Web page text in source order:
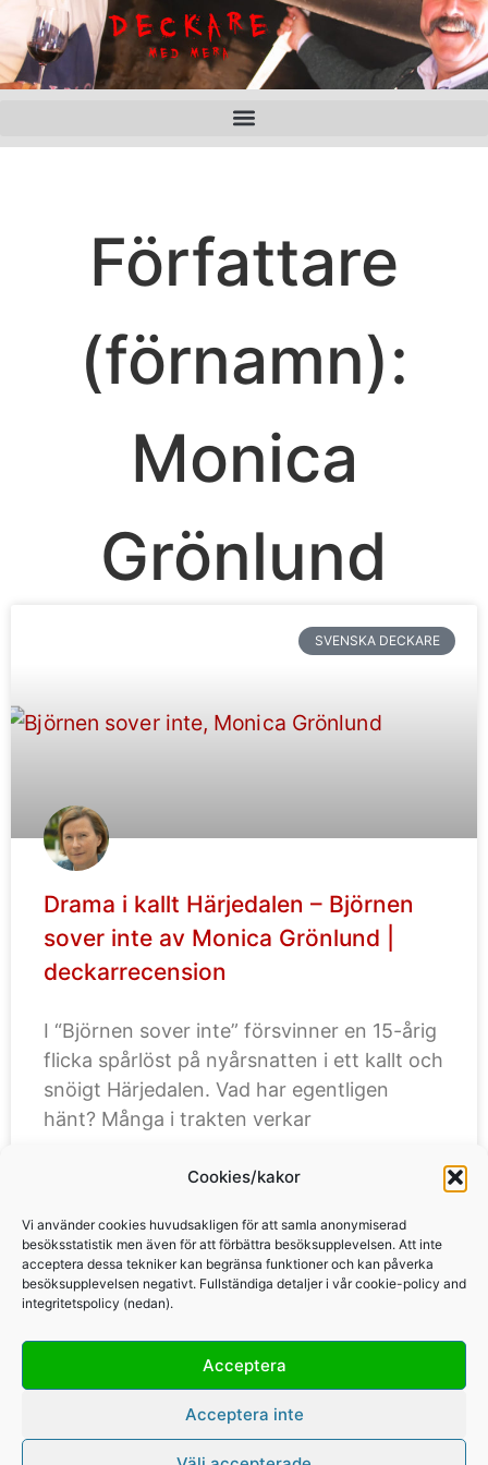
Cookies/kakor
Vi använder cookies huvudsakligen för att samla anonymiserad
besöksstatistik men även för att förbättra besöksupplevelsen. Att inte
acceptera dessa tekniker kan begränsa funktioner och kan påverka
besöksupplevelsen negativt. Fullständiga detaljer i vår cookie-policy and
integritetspolicy (nedan).
Acceptera
Acceptera inte
Författare
(förnamn):
Monica
Grönlund
SVENSKA DECKARE
Drama i kallt Härjedalen – Björnen
sover inte av Monica Grönlund |
deckarrecension
I “Björnen sover inte” försvinner en 15-årig
flicka spårlöst på nyårsnatten i ett kallt och
snöigt Härjedalen. Vad har egentligen
hänt? Många i trakten verkar
Copyright Per Karlsson & Britt Karlsson, BKWine AB, 2010-2026